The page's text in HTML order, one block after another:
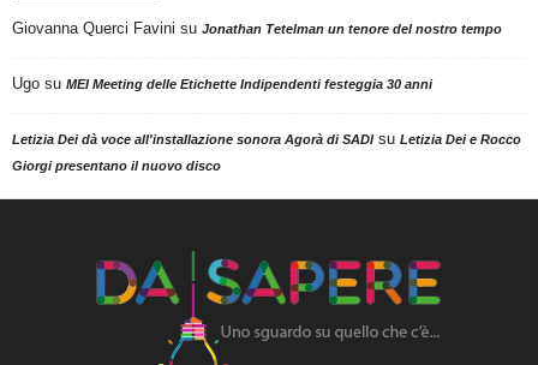
Giovanna Querci Favini su Jonathan Tetelman un tenore del nostro tempo
Ugo su MEI Meeting delle Etichette Indipendenti festeggia 30 anni
Letizia Dei dà voce all'installazione sonora Agorà di SADIsu Letizia Dei e Rocco
Giorgi presentano il nuovo disco